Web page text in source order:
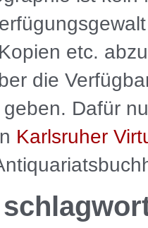
etc.
die
Dafür
Karlsruher